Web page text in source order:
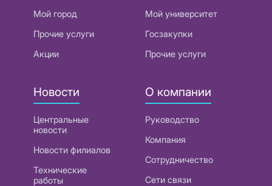
Мой город
Прочие услуги
Акции
Мой университет
Госзакупки
Прочие услуги
Новости
Центральные
новости
Новости филиалов
Технические
работы
О компании
Руководство
Компания
Сотрудничество
Сети связи